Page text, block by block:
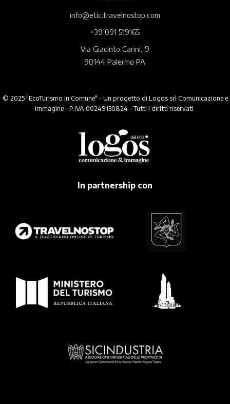
info@etic.travelnostop.com
+39 091 519165
Via Giacinto Carini, 9
90144 Palermo PA
© 2025 "EcoTurismo In Comune" - Un progetto di Logos srl Comunicazione e
Immagine - P.IVA 00249130824 - Tutti i diritti riservati.
In partnership con